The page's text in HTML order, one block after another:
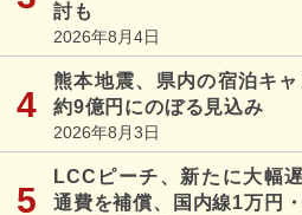
討も
2026年8月4日
熊本地震、県内の宿泊キ
約9億円にのぼる見込み
2026年8月3日
LCCピーチ、新たに大幅
通費を補償、国内線1万円